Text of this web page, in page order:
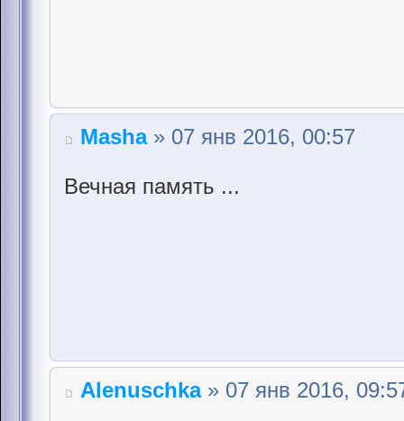
Masha» 07 янв 2016, 00:57
Вечная память ...
Alenuschka» 07 янв 2016,